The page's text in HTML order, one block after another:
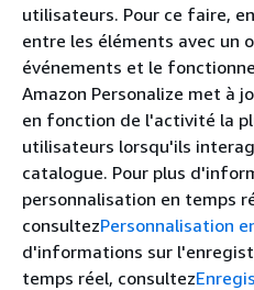
utilisateurs. Pour ce faire,
entre les éléments avec un
événements et le
Amazon Personalize met à
en fonction de l'activité la
utilisateurs lorsqu'ils
catalogue. Pour plus
personnalisation en temps
consultezPersonnalisation
d'informations sur
temps réel, consultez